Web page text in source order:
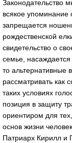
Законодательство
всякое упоминание
запрещается
рождественской
свидетельство о
семье,
то альтернативные
рассматривать
таких условиях
позиция в защиту
ориентиром для
основ жизни
Патриарх Кирилл и